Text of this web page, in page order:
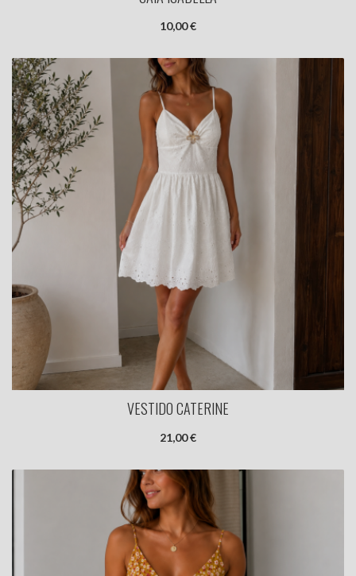
10,00 €
VESTIDO CATERINE
21,00 €